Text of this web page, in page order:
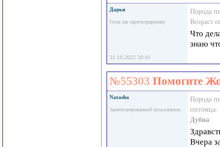
Дарья
Гость (не зарегистрирован)
Порода
Возраст
Что
знаю
31.10.2022 20:41
№55303 Помогите
Natasha
Зарегистрированный пользователь
Порода
питомца:
Дубна
Вчера